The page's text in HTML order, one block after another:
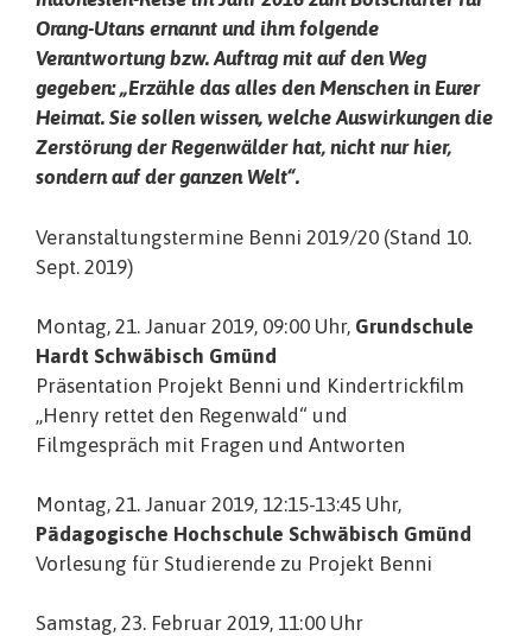
Orang-Utans ernannt und ihm folgende
Verantwortung bzw. Auftrag mit auf den Weg
gegeben: „Erzähle das alles den Menschen in Eurer
Heimat. Sie sollen wissen, welche Auswirkungen die
Zerstörung der Regenwälder hat, nicht nur hier,
sondern auf der ganzen Welt“.
Veranstaltungstermine Benni 2019/20 (Stand 10.
Sept. 2019)
Montag, 21. Januar 2019, 09:00 Uhr, Grundschule
Hardt Schwäbisch Gmünd
Präsentation Projekt Benni und Kindertrickfilm
„Henry rettet den Regenwald“ und
Filmgespräch mit Fragen und Antworten
Montag, 21. Januar 2019, 12:15-13:45 Uhr,
Pädagogische Hochschule Schwäbisch Gmünd
Vorlesung für Studierende zu Projekt Benni
Samstag, 23. Februar 2019, 11:00 Uhr